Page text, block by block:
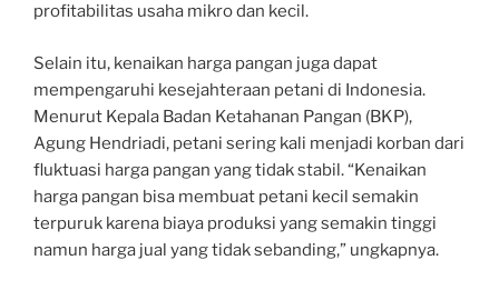
profitabilitas usaha mikro dan kecil.
Selain itu, kenaikan harga pangan juga dapat
mempengaruhi kesejahteraan petani di Indonesia.
Menurut Kepala Badan Ketahanan Pangan (BKP),
Agung Hendriadi, petani sering kali menjadi korban dari
fluktuasi harga pangan yang tidak stabil. “Kenaikan
harga pangan bisa membuat petani kecil semakin
terpuruk karena biaya produksi yang semakin tinggi
namun harga jual yang tidak sebanding,” ungkapnya.